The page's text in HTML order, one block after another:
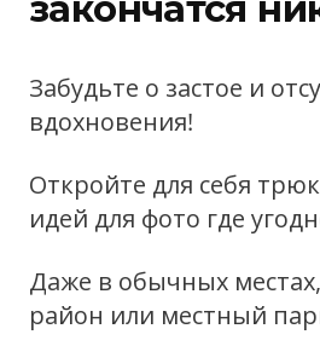
Забудьте о застое и
вдохновения!
Откройте для себя
идей для фото где
Даже в обычных
район или местный